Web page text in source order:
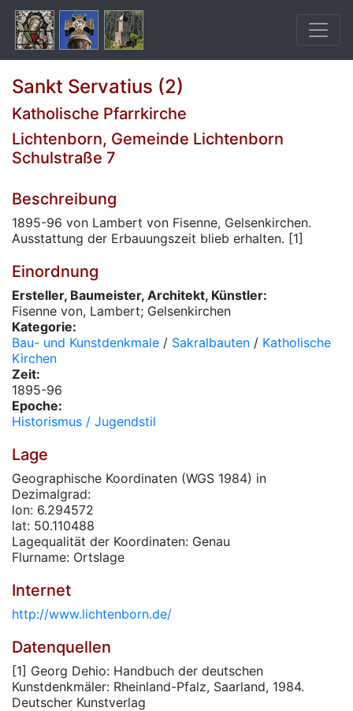
Sankt Servatius (2)
Katholische Pfarrkirche
Lichtenborn, Gemeinde Lichtenborn
Schulstraße 7
Beschreibung
1895-96 von Lambert von Fisenne, Gelsenkirchen.
Ausstattung der Erbauungszeit blieb erhalten. [1]
Einordnung
Ersteller, Baumeister, Architekt, Künstler:
Fisenne von, Lambert; Gelsenkirchen
Kategorie:
Bau- und Kunstdenkmale / Sakralbauten / Katholische
Kirchen
Zeit:
1895-96
Epoche:
Historismus / Jugendstil
Lage
Geographische Koordinaten (WGS 1984) in
Dezimalgrad:
lon: 6.294572
lat: 50.110488
Lagequalität der Koordinaten: Genau
Flurname: Ortslage
Internet
http://www.lichtenborn.de/
Datenquellen
[1] Georg Dehio: Handbuch der deutschen
Kunstdenkmäler: Rheinland-Pfalz, Saarland, 1984.
Deutscher Kunstverlag